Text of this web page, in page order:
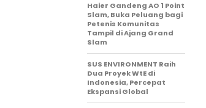
Haier Gandeng AO 1 Point
Slam, Buka Peluang bagi
Petenis Komunitas
Tampil di Ajang Grand
Slam
SUS ENVIRONMENT Raih
Dua Proyek WtE di
Indonesia, Percepat
Ekspansi Global